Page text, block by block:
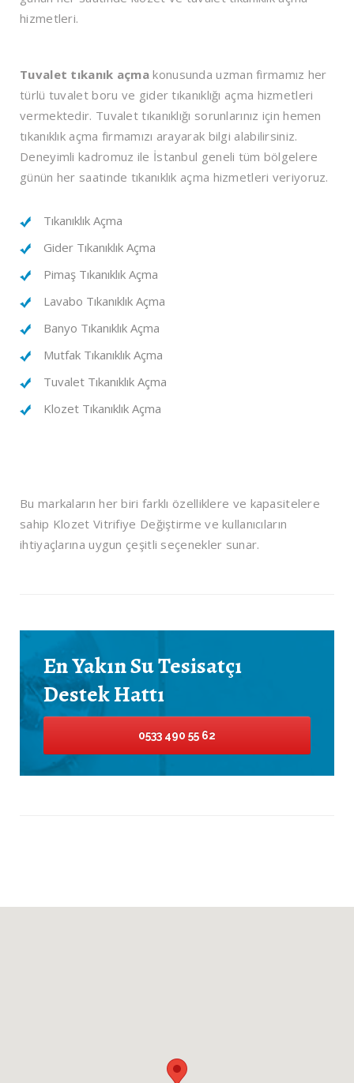
hizmetleri.
Tuvalet tıkanık açma konusunda uzman firmamız her
türlü tuvalet boru ve gider tıkanıklığı açma hizmetleri
vermektedir. Tuvalet tıkanıklığı sorunlarınız için hemen
tıkanıklık açma firmamızı arayarak bilgi alabilirsiniz.
Deneyimli kadromuz ile İstanbul geneli tüm bölgelere
günün her saatinde tıkanıklık açma hizmetleri veriyoruz.
Tıkanıklık Açma
Gider Tıkanıklık Açma
Pimaş Tıkanıklık Açma
Lavabo Tıkanıklık Açma
Banyo Tıkanıklık Açma
Mutfak Tıkanıklık Açma
Tuvalet Tıkanıklık Açma
Klozet Tıkanıklık Açma
Bu markaların her biri farklı özelliklere ve kapasitelere
sahip Klozet Vitrifiye Değiştirme ve kullanıcıların
ihtiyaçlarına uygun çeşitli seçenekler sunar.
En Yakın Su Tesisatçı
Destek Hattı
0533 490 55 62